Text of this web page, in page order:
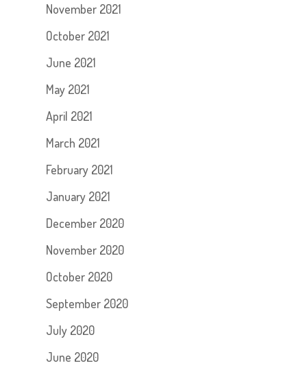
November 2021
October 2021
June 2021
May 2021
April 2021
March 2021
February 2021
January 2021
December 2020
November 2020
October 2020
September 2020
July 2020
June 2020